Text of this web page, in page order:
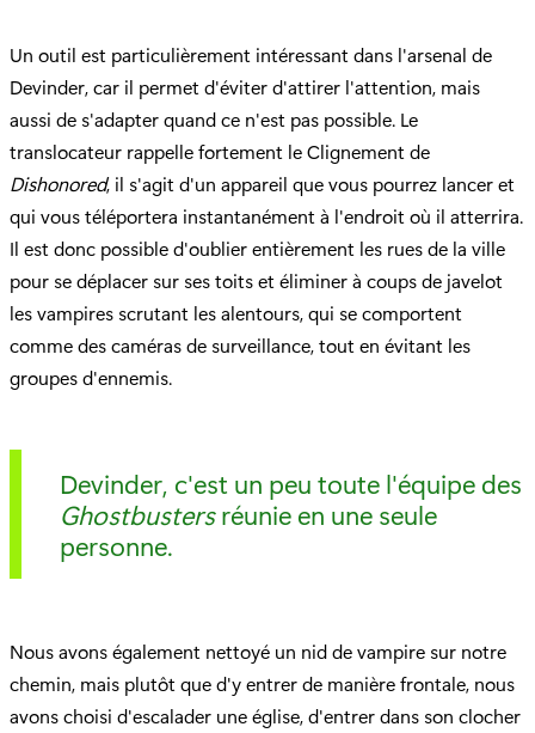
Un outil est particulièrement intéressant dans l'arsenal de
Devinder, car il permet d'éviter d'attirer l'attention, mais
aussi de s'adapter quand ce n'est pas possible. Le
translocateur rappelle fortement le Clignement de
Dishonored, il s'agit d'un appareil que vous pourrez lancer et
qui vous téléportera instantanément à l'endroit où il atterrira.
Il est donc possible d'oublier entièrement les rues de la ville
pour se déplacer sur ses toits et éliminer à coups de javelot
les vampires scrutant les alentours, qui se comportent
comme des caméras de surveillance, tout en évitant les
groupes d'ennemis.
Devinder, c'est un peu toute l'équipe des
Ghostbustersréunie en une seule
personne.
Nous avons également nettoyé un nid de vampire sur notre
chemin, mais plutôt que d'y entrer de manière frontale, nous
avons choisi d'escalader une église, d'entrer dans son clocher